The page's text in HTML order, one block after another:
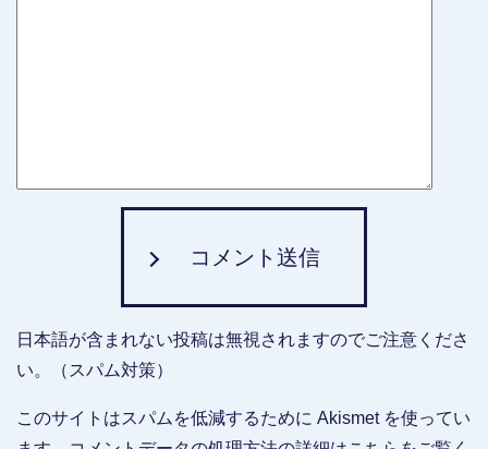
コメント送信
日本語が含まれない投稿は無視されますのでご注意くださ
い。（スパム対策）
このサイトはスパムを低減するために Akismet を使ってい